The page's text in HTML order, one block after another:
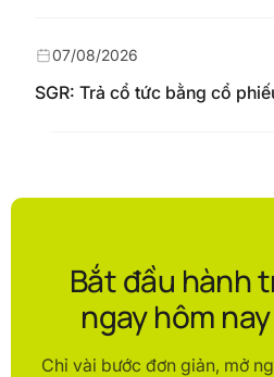
SGR: Trả cổ tức bằng cổ
07/08/2026
Bắt đầu hành
ngay hôm
Chỉ vài bước đơn giản, mở